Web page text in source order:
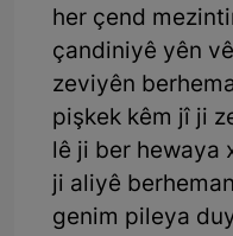
her çend
çandiniyê yên
zeviyên
pişkek kêm jî ji
lê ji ber hewaya
ji aliyê
genim pileya